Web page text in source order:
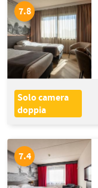
7.4
7.8
Solo camera
doppia